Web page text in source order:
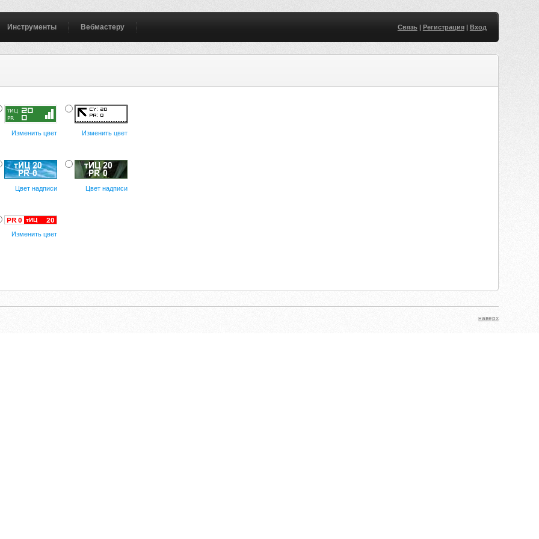
Инструменты Вебмастеру Связь| Регистрация| Вход
Изменить цвет Изменить цвет
Цвет надписи Цвет надписи
Изменить цвет
наверх